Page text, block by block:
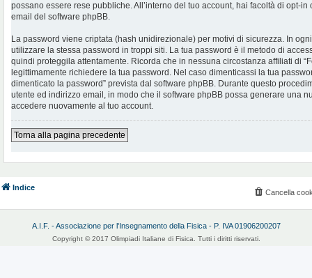
possano essere rese pubbliche. All’interno del tuo account, hai facoltà di opt-
email del software phpBB.
La password viene criptata (hash unidirezionale) per motivi di sicurezza. In
utilizzare la stessa password in troppi siti. La tua password è il metodo di
quindi proteggila attentamente. Ricorda che in nessuna circostanza affiliati di
legittimamente richiedere la tua password. Nel caso dimenticassi la tua
dimenticato la password” prevista dal software phpBB. Durante questo
utente ed indirizzo email, in modo che il software phpBB possa generare una
accedere nuovamente al tuo account.
Torna alla pagina precedente
Indice
Cancella
A.I.F. - Associazione per l'Insegnamento della Fisica - P. IVA 01906200207
Copyright © 2017 Olimpiadi Italiane di Fisica. Tutti i diritti riservati.